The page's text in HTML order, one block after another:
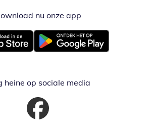
nu onze app
venster
Opent in nieuw venster
heine op sociale media
Opent in nieuw venster